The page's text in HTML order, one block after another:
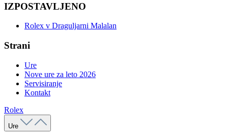
IZPOSTAVLJENO
Rolex v Draguljarni Malalan
Strani
Ure
Nove ure za leto 2026
Servisiranje
Kontakt
Rolex
Ure